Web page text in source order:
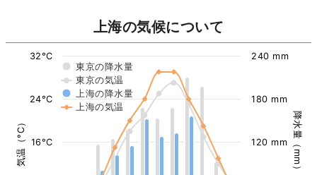
上海の気候について
気温（°C） 降水量（mm）
東京の降水量
東京の気温
上海の降水量
上海の気温
16°C
24°C
32°C
120 mm
180 mm
240 mm